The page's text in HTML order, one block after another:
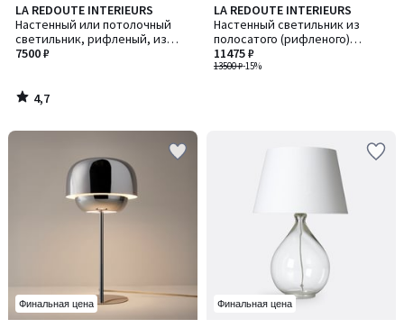
LA REDOUTE INTERIEURS
Настенный или потолочный
светильник, рифленый, из
керамики и опалового стекла,
7500 ₽
4,7
/ 5
4,7
/
LA REDOUTE INTERIEURS
Настенный светильник из
полосатого (рифленого)
опалового стекла, LOULOU /
ЛУЛУ
13500 ₽-15%
11475 ₽
Финальная цена Финальная цена